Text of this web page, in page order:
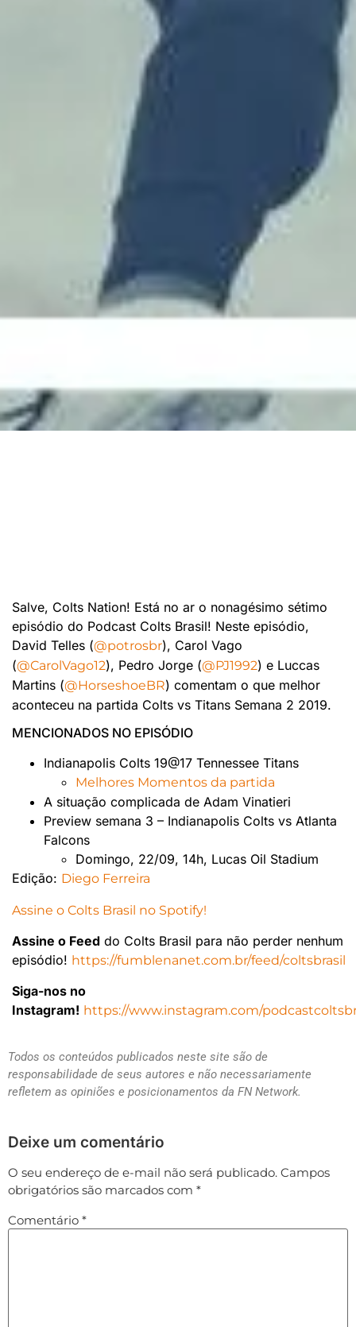
Salve, Colts Nation! Está no ar o nonagésimo sétimo
episódio do Podcast Colts Brasil! Neste episódio,
David Telles (@potrosbr), Carol Vago
(@CarolVago12), Pedro Jorge (@PJ1992) e Luccas
Martins (@HorseshoeBR) comentam o que melhor
aconteceu na partida Colts vs Titans Semana 2 2019.
MENCIONADOS NO EPISÓDIO
Indianapolis Colts 19@17 Tennessee Titans
Melhores Momentos da partida
A situação complicada de Adam Vinatieri
Preview semana 3 – Indianapolis Colts vs Atlanta
Falcons
Domingo, 22/09, 14h, Lucas Oil Stadium
Edição: Diego Ferreira
Assine o Colts Brasil no Spotify!
Assine o Feed do Colts Brasil para não perder nenhum
episódio! https://fumblenanet.com.br/feed/coltsbrasil
Siga-nos no
Instagram! https://www.instagram.com/
Todos os conteúdos publicados neste site são de
responsabilidade de seus autores e não necessariamente
refletem as opiniões e posicionamentos da FN Network.
Deixe um comentário
O seu endereço de e-mail não será publicado. Campos
obrigatórios são marcados com *
Comentário *